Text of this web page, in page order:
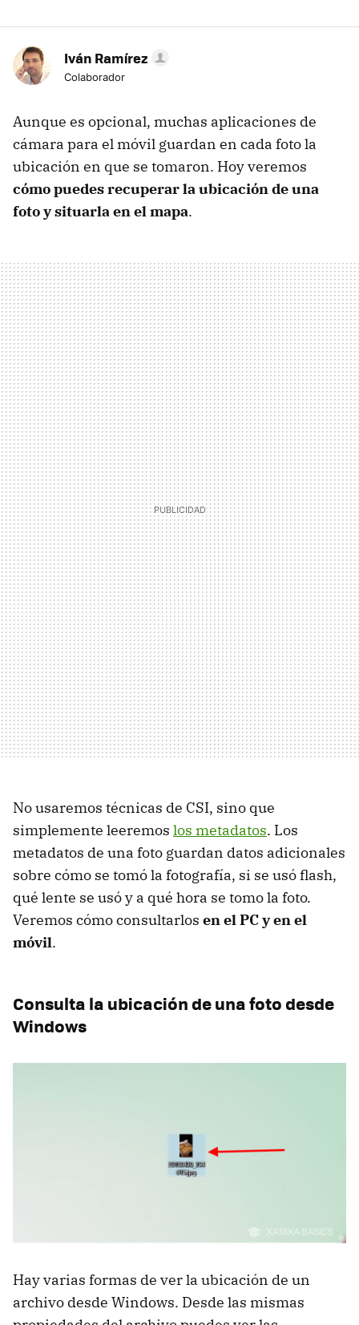
Iván Ramírez
Colaborador
Aunque es opcional, muchas aplicaciones de
cámara para el móvil guardan en cada foto la
ubicación en que se tomaron. Hoy veremos
cómo puedes recuperar la ubicación de una
foto y situarla en el mapa.
No usaremos técnicas de CSI, sino que
simplemente leeremos los metadatos. Los
metadatos de una foto guardan datos adicionales
sobre cómo se tomó la fotografía, si se usó flash,
qué lente se usó y a qué hora se tomo la foto.
Veremos cómo consultarlos en el PC y en el
móvil.
Consulta la ubicación de una foto desde
Windows
Hay varias formas de ver la ubicación de un
archivo desde Windows. Desde las mismas